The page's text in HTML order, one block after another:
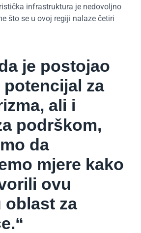
infrastruktura je nedovoljno
što se u ovoj regiji nalaze četiri
je postojao
za
ali i
podrškom,
da
mjere kako
ovu
oblast za